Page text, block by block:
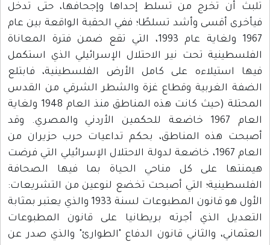
تلبث أن تخرج من تسلط إحداها وإجحافها، حتى تدخل
فيأخرى أقسى وأشد تسلطًا؛ ففي الحقبة الواقعة بين عام
1967 ولغاية عام 1993، التي تقع ضمن فترة المعاناة
الفلسطينية تحت نير الاحتلال الإسرائيلي الذي استكمل
فيها استيلاءه على كامل الأرض الفلسطينية، فابتلع
الضفة الغربية وقطاع غزة والشطر الشرقي من القدس
المحتلة (حيث كانت هذه المناطق منذ العام 1948 ولغاية
العام 1967 خاضعة للحكمين الأردني والمصري. وقد
أصبحت هذه المناطق، بحكم تداعيات حرب حزيران من
العام 1967، خاضعة لدولة الاحتلال الإسرائيلي التي فرضت
هيمنتها على كل مناحي الحياة بما فيها الصحافة
الفلسطينية؛ التي أصبحت تخضع لنوعين من التشريعات:
الأول هو قانون المطبوعات لسنة 1933 والذي يعتبر بمثابة
التعديل الذي أجرته بريطانيا على قانون المطبوعات
العثماني، والثاني قانون الدفاع "الطوارئ" والذي صدر عن